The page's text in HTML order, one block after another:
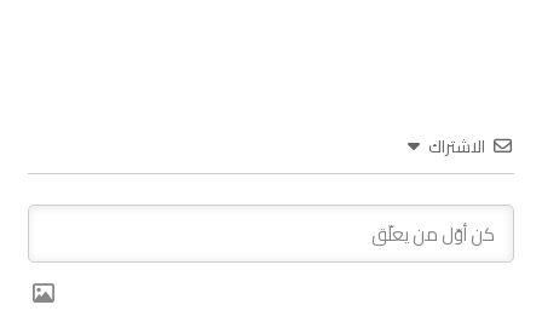
الاشتراك